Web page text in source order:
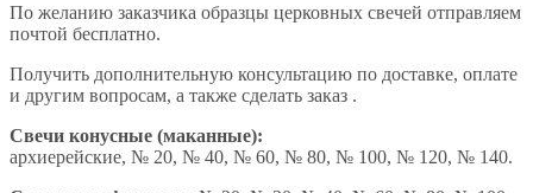
По желанию заказчика образцы церковных свечей отправляем
почтой бесплатно.
Получить дополнительную консультацию по доставке, оплате
и другим вопросам, а также сделать заказ .
Свечи конусные (маканные):
архиерейские, № 20, № 40, № 60, № 80, № 100, № 120, № 140.